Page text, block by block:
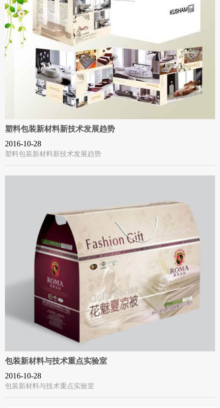
塑料包装新材料新技术发展趋势
2016-10-28
塑料包装新材料新技术发展趋势
包装新材料与技术重点实验室
2016-10-28
包装新材料与技术重点实验室